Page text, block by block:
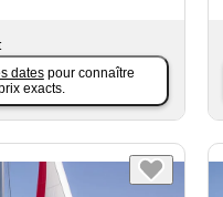
dates pour connaître
exacts.